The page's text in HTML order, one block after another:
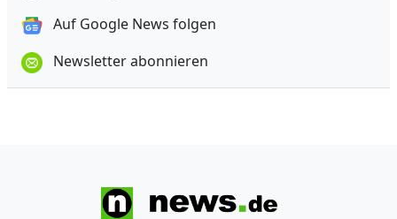
Auf Google News folgen
Newsletter abonnieren